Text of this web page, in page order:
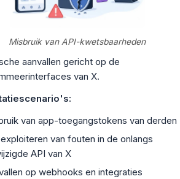
Misbruik van API-kwetsbaarheden
aanvallen gericht op de
van X.
van app-toegangstokens van derden
van fouten in de onlangs
API van X
op webhooks en integraties